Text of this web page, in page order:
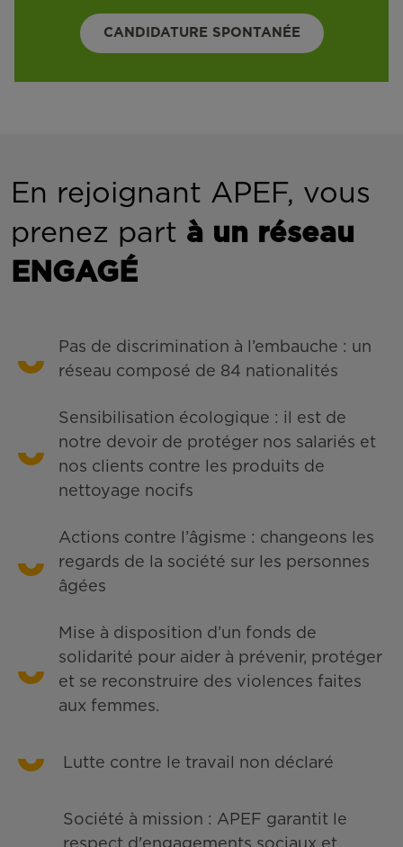
CANDIDATURE SPONTANÉE
En rejoignant APEF, vous
prenez part à un réseau
ENGAGÉ
Pas de discrimination à l’embauche : un
réseau composé de 84 nationalités
Sensibilisation écologique : il est de
notre devoir de protéger nos salariés et
nos clients contre les produits de
nettoyage nocifs
Actions contre l’âgisme : changeons les
regards de la société sur les personnes
âgées
Mise à disposition d’un fonds de
solidarité pour aider à prévenir, protéger
et se reconstruire des violences faites
aux femmes.
Lutte contre le travail non déclaré
Société à mission : APEF garantit le